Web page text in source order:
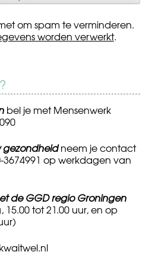
om spam te verminderen.
worden verwerkt.
bel je met Mensenwerk
gezondheidneem je contact
3674991 op werkdagen van
de GGD regio Groningen
tot 21.00 uur, en op